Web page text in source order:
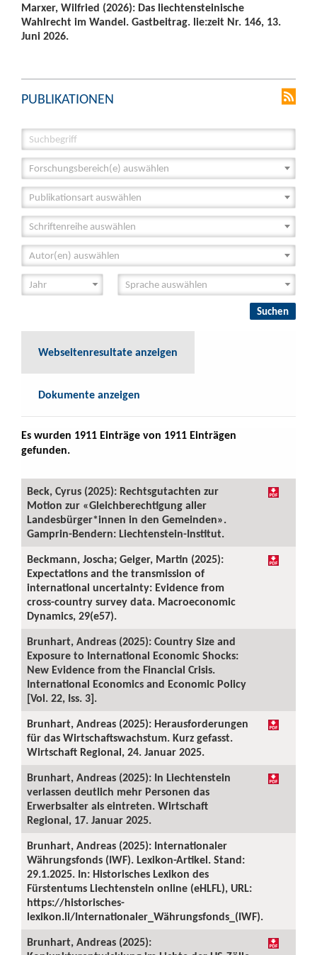
Marxer, Wilfried (2026): Das liechtensteinische
Wahlrecht im Wandel. Gastbeitrag. lie:zeit Nr. 146, 13.
Juni 2026.
PUBLIKATIONEN
Forschungsbereich(e) auswählen
Publikationsart auswählen
Schriftenreihe auswählen
Autor(en) auswählen
Webseitenresultate anzeigen
Dokumente anzeigen
Es wurden 1911 Einträge von 1911 Einträgen
gefunden.
Beck, Cyrus (2025): Rechtsgutachten zur
Motion zur «Gleichberechtigung aller
Landesbürger*innen in den Gemeinden».
Gamprin-Bendern: Liechtenstein-Institut.
Beckmann, Joscha; Geiger, Martin (2025):
Expectations and the transmission of
international uncertainty: Evidence from
cross-country survey data. Macroeconomic
Dynamics, 29(e57).
Brunhart, Andreas (2025): Country Size and
Exposure to International Economic Shocks:
New Evidence from the Financial Crisis.
International Economics and Economic Policy
[Vol. 22, Iss. 3].
Brunhart, Andreas (2025): Herausforderungen
für das Wirtschaftswachstum. Kurz gefasst.
Wirtschaft Regional, 24. Januar 2025.
Brunhart, Andreas (2025): In Liechtenstein
verlassen deutlich mehr Personen das
Erwerbsalter als eintreten. Wirtschaft
Regional, 17. Januar 2025.
Brunhart, Andreas (2025): Internationaler
Währungsfonds (IWF). Lexikon-Artikel. Stand:
29.1.2025. In: Historisches Lexikon des
Fürstentums Liechtenstein online (eHLFL), URL:
https://historisches-
lexikon.li/Internationaler_Währungsfonds_(IWF).
Brunhart, Andreas (2025):